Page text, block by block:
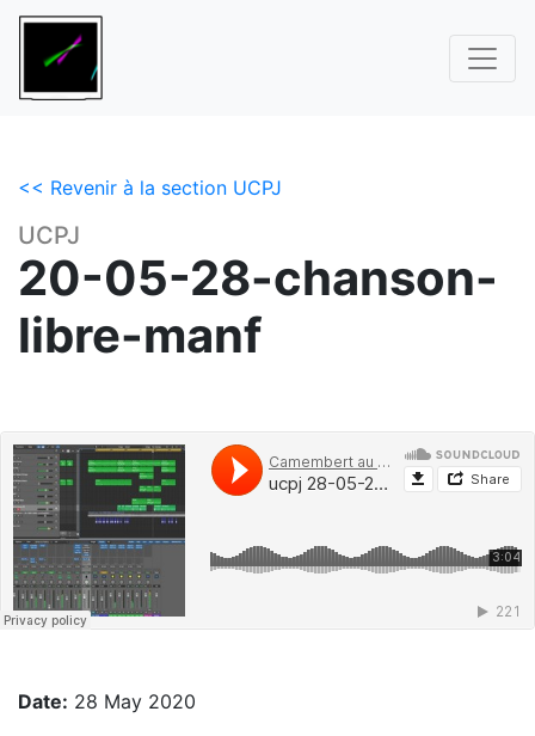
<< Revenir à la section UCPJ
UCPJ
20-05-28-chanson-
libre-manf
Date: 28 May 2020